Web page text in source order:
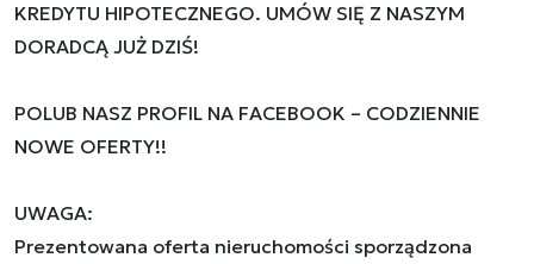
KREDYTU HIPOTECZNEGO. UMÓW SIĘ Z NASZYM
DORADCĄ JUŻ DZIŚ!
POLUB NASZ PROFIL NA FACEBOOK – CODZIENNIE
NOWE OFERTY!!
UWAGA:
Prezentowana oferta nieruchomości sporządzona